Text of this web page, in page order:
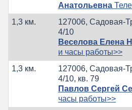
Анатольевна
1,3 км.
127006, Садовая-
4/10
Веселова Елена
и часы работы>>
1,3 км.
127006, Садовая-
4/10, кв. 79
Павлов Сергей
часы работы>>